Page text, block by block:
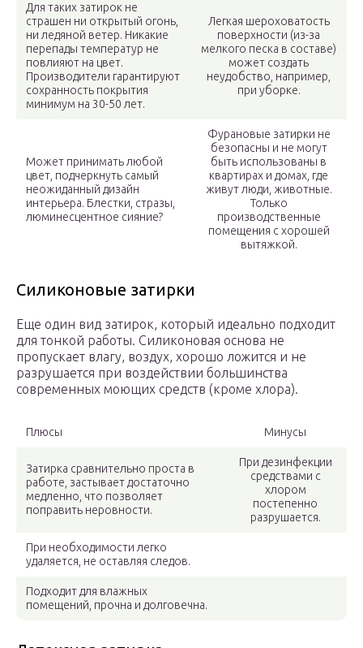
Для таких затирок не
страшен ни открытый огонь,
ни ледяной ветер. Никакие
перепады температур не
повлияют на цвет.
Производители гарантируют
сохранность покрытия
минимум на 30-50 лет.
Легкая шероховатость
поверхности (из-за
мелкого песка в составе)
может создать
неудобство, например,
при уборке.
Может принимать любой
цвет, подчеркнуть самый
неожиданный дизайн
интерьера. Блестки, стразы,
люминесцентное сияние?
Фурановые затирки не
безопасны и не могут
быть использованы в
квартирах и домах, где
живут люди, животные.
Только
производственные
помещения с хорошей
вытяжкой.
Силиконовые затирки
Еще один вид затирок, который идеально подходит
для тонкой работы. Силиконовая основа не
пропускает влагу, воздух, хорошо ложится и не
разрушается при воздействии большинства
современных моющих средств (кроме хлора).
Плюсы Минусы
Затирка сравнительно проста в
работе, застывает достаточно
медленно, что позволяет
поправить неровности.
При дезинфекции
средствами с
хлором
постепенно
разрушается.
При необходимости легко
удаляется, не оставляя следов.
Подходит для влажных
помещений, прочна и долговечна.